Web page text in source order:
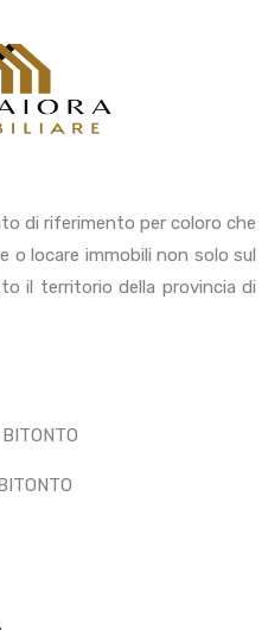
di riferimento per coloro che
o locare immobili non solo sul
il territorio della provincia di